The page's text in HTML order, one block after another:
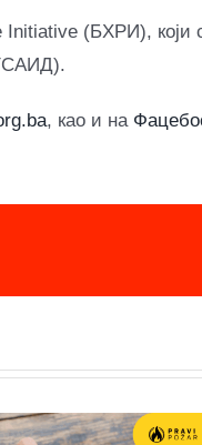
(БХРИ), који
, као и на
Мапирање